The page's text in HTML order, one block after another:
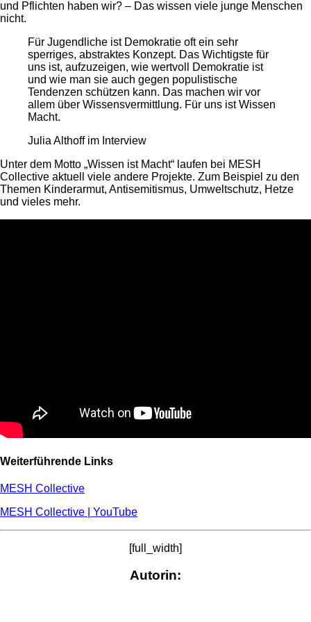
und Pflichten haben wir? – Das wissen viele junge Menschen
nicht.
Für Jugendliche ist Demokratie oft ein sehr
sperriges, abstraktes Konzept. Das Wichtigste für
uns ist, aufzuzeigen, wie wertvoll Demokratie ist
und wie man sie auch gegen populistische
Tendenzen schützen kann. Das machen wir vor
allem über Wissensvermittlung. Für uns ist Wissen
Macht.
Julia Althoff im Interview
Unter dem Motto „Wissen ist Macht“ laufen bei MESH
Collective aktuell viele andere Projekte. Zum Beispiel zu den
Themen Kinderarmut, Antisemitismus, Umweltschutz, Hetze
und vieles mehr.
Weiterführende Links
MESH Collective
MESH Collective | YouTube
[full_width]
Autorin: